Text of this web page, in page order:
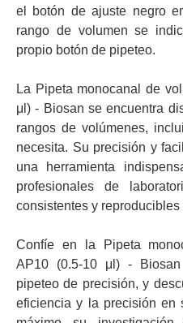
el botón de ajuste negro
rango de volumen se
propio botón de pipeteo.
La Pipeta monocanal de
μl) - Biosan se encuentra
rangos de volúmenes,
necesita. Su precisión y
una herramienta
profesionales de
consistentes y
Confíe en la Pipeta
AP10 (0.5-10 μl) -
pipeteo de precisión, y
eficiencia y la precisión en